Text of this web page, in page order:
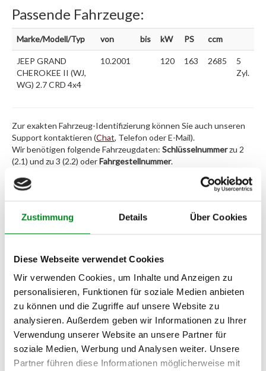
Zustimmung Details Über Cookies
Diese Webseite verwendet Cookies
Wir verwenden Cookies, um Inhalte und Anzeigen zu
personalisieren, Funktionen für soziale Medien anbieten
zu können und die Zugriffe auf unsere Website zu
analysieren. Außerdem geben wir Informationen zu Ihrer
Verwendung unserer Website an unsere Partner für
soziale Medien, Werbung und Analysen weiter. Unsere
Partner führen diese Informationen möglicherweise mit
Passende Fahrzeuge:
Marke/Modell/Typ von bis kW PS ccm
JEEP GRAND
CHEROKEE II (WJ,
WG) 2.7 CRD 4x4
10.2001 120 163 2685
5
Zyl.
Zur exakten Fahrzeug-Identifizierung können Sie auch unseren
Support kontaktieren (Chat, Telefon oder E-Mail).
Wir benötigen folgende Fahrzeugdaten: Schlüsselnummerzu 2
(2.1) und zu 3 (2.2) oderFahrgestellnummer.
Passendes Fahrzeug nicht dabei?
Fahrzeug-Suche für AT-Turbolader
Oder einfachim Chatnachfragen.
Hersteller/EU Verantwortliche
Person
Hersteller
Unternehmensname:
TMC Turbolader Manufaktur Coesfeld
Adresse:
Am Wasserturm 55, Coesfeld, NRW, 48653, DE